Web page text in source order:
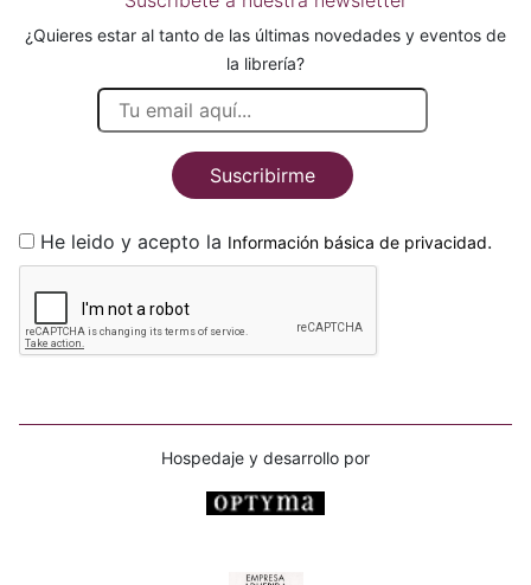
¿Quieres estar al tanto de las últimas novedades y eventos de
la librería?
Suscribirme
He leido y acepto la Información básica de privacidad.
Hospedaje y desarrollo por